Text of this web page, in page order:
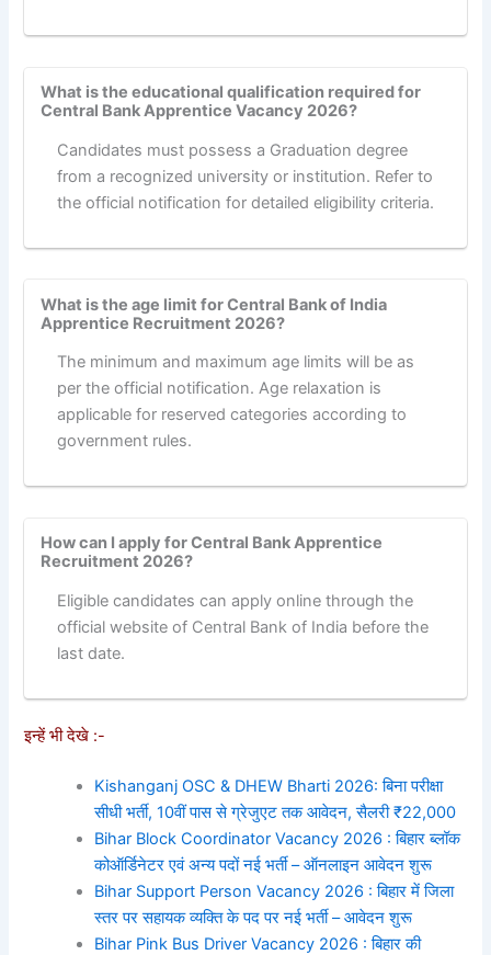
What is the educational qualification required for
Central Bank Apprentice Vacancy 2026?
Candidates must possess a Graduation degree
from a recognized university or institution. Refer to
the official notification for detailed eligibility criteria.
What is the age limit for Central Bank of India
Apprentice Recruitment 2026?
The minimum and maximum age limits will be as
per the official notification. Age relaxation is
applicable for reserved categories according to
government rules.
How can I apply for Central Bank Apprentice
Recruitment 2026?
Eligible candidates can apply online through the
official website of Central Bank of India before the
last date.
इन्हें भी देखे :-
Kishanganj OSC & DHEW Bharti 2026: बिना परीक्षा
सीधी भर्ती, 10वीं पास से ग्रेजुएट तक आवेदन, सैलरी ₹22,000
Bihar Block Coordinator Vacancy 2026 : बिहार ब्लॉक
कोऑर्डिनेटर एवं अन्य पदों नई भर्ती – ऑनलाइन आवेदन शुरू
Bihar Support Person Vacancy 2026 : बिहार में जिला
स्तर पर सहायक व्यक्ति के पद पर नई भर्ती – आवेदन शुरू
Bihar Pink Bus Driver Vacancy 2026 : बिहार की